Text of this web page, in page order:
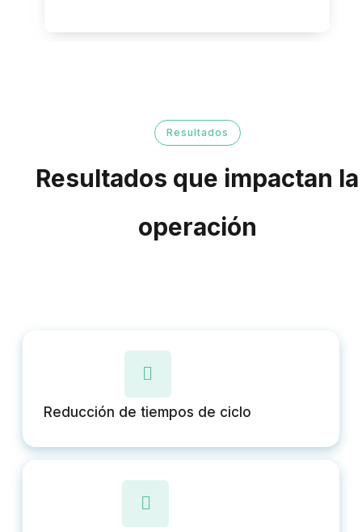
Resultados
Resultados que impactan la
operación
Reducción de tiempos de ciclo